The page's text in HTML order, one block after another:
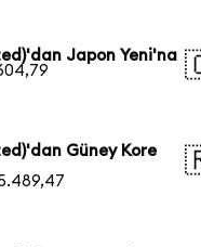
Japon Yeni'na
Güney Kore